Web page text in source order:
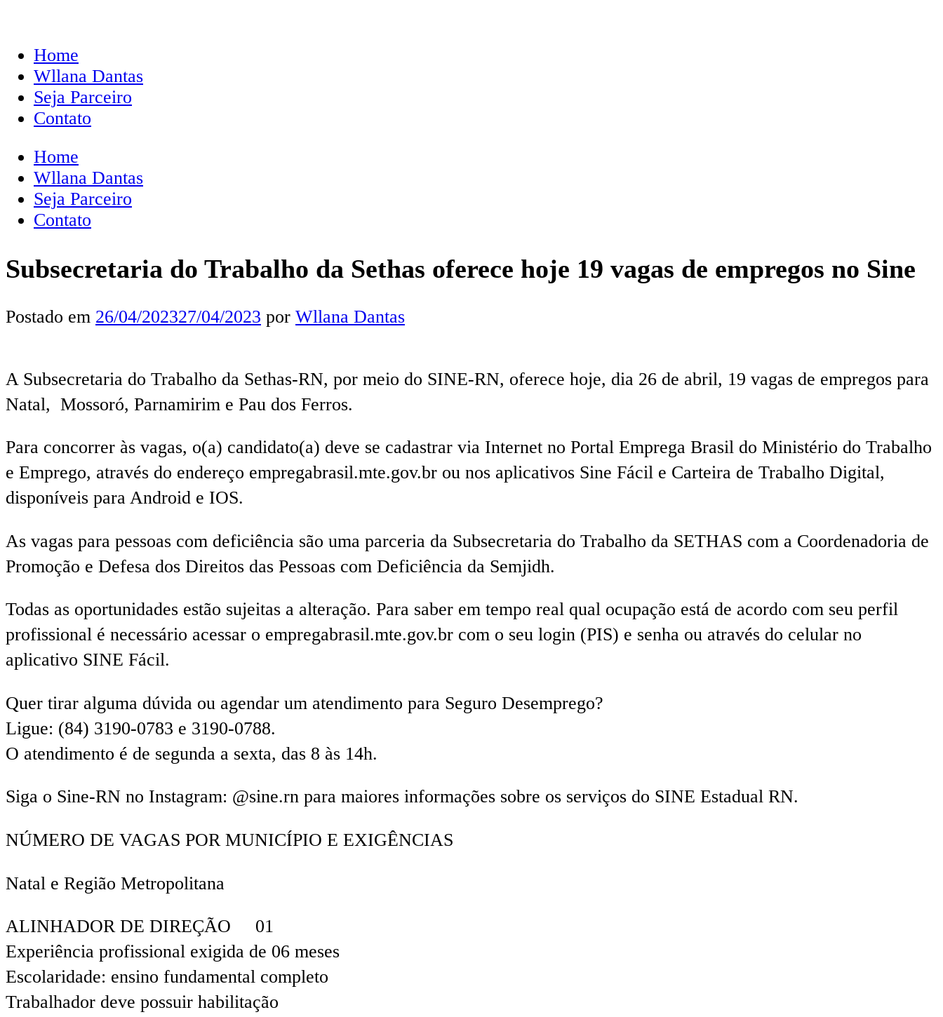
Home
Wllana Dantas
Seja Parceiro
Contato
Home
Wllana Dantas
Seja Parceiro
Contato
Subsecretaria do Trabalho da Sethas oferece hoje 19 vagas de empregos no Sine
Postado em 26/04/202327/04/2023 por Wllana Dantas
A Subsecretaria do Trabalho da Sethas-RN, por meio do SINE-RN, oferece hoje, dia 26 de abril, 19 vagas de empregos para
Natal, Mossoró, Parnamirim e Pau dos Ferros.
Para concorrer às vagas, o(a) candidato(a) deve se cadastrar via Internet no Portal Emprega Brasil do Ministério do Trabalho
e Emprego, através do endereço empregabrasil.mte.gov.br ou nos aplicativos Sine Fácil e Carteira de Trabalho Digital,
disponíveis para Android e IOS.
As vagas para pessoas com deficiência são uma parceria da Subsecretaria do Trabalho da SETHAS com a Coordenadoria de
Promoção e Defesa dos Direitos das Pessoas com Deficiência da Semjidh.
Todas as oportunidades estão sujeitas a alteração. Para saber em tempo real qual ocupação está de acordo com seu perfil
profissional é necessário acessar o empregabrasil.mte.gov.br com o seu login (PIS) e senha ou através do celular no
aplicativo SINE Fácil.
Quer tirar alguma dúvida ou agendar um atendimento para Seguro Desemprego?
Ligue: (84) 3190-0783 e 3190-0788.
O atendimento é de segunda a sexta, das 8 às 14h.
Siga o Sine-RN no Instagram: @sine.rn para maiores informações sobre os serviços do SINE Estadual RN.
NÚMERO DE VAGAS POR MUNICÍPIO E EXIGÊNCIAS
Natal e Região Metropolitana
ALINHADOR DE DIREÇÃO 01
Experiência profissional exigida de 06 meses
Escolaridade: ensino fundamental completo
Trabalhador deve possuir habilitação